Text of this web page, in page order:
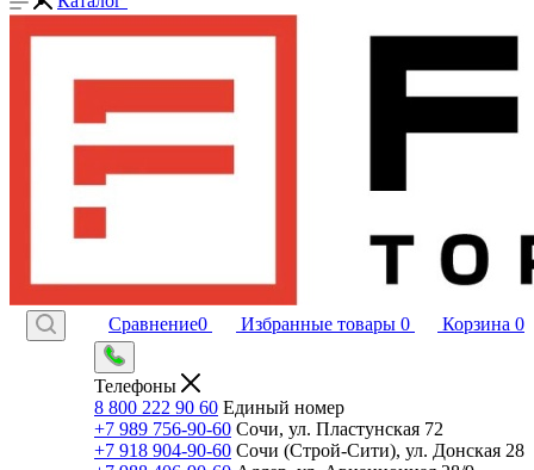
Сравнение0 Избранные товары 0 Корзина 0
Телефоны
8 800 222 90 60 Единый номер
+7 989 756-90-60 Сочи, ул. Пластунская 72
+7 918 904-90-60 Сочи (Строй-Сити), ул. Донская 28